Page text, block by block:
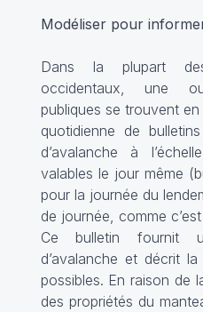
Modéliser pour
Dans la plupart
occidentaux, une
publiques se trouvent
quotidienne de
d’avalanche à
valables le jour même
pour la journée du
de journée, comme
Ce bulletin fournit
d’avalanche et décrit
possibles. En raison de
des propriétés du